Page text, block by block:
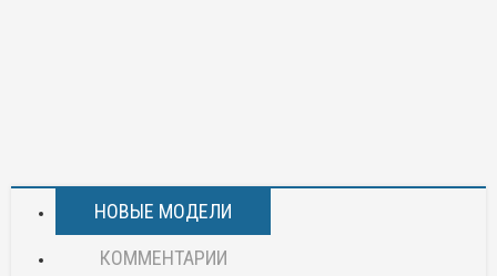
НОВЫЕ МОДЕЛИ
КОММЕНТАРИИ